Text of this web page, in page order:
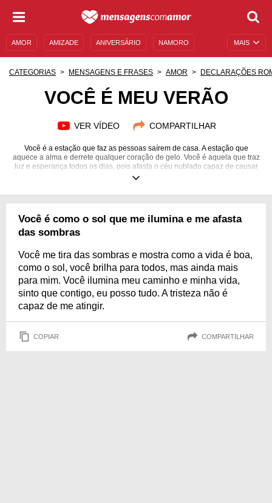
MAIS
AMOR AMIZADE ANIVERSÁRIO NAMORO
AUTOAJUDA
CATEGORIAS MENSAGENS E FRASES AMOR DECLARAÇÕES
VOCÊ É MEU VERÃO
VER VÍDEO COMPARTILHAR
Você é a estação que faz as pessoas saírem de casa. A estação que
aquece a alma e derrete qualquer coração de gelo. Você é aquela que traz
luz e esperança todos os dias, pois afasta o céu nublado capaz de causar
angústia. Você devolve a vida a todos, meu bem. Você é o meu verão!
Você é como o sol que me ilumina e me afasta
das sombras
Você me tira das sombras e mostra como a vida é boa,
como o sol, você brilha para todos, mas ainda mais
para mim. Você ilumina meu caminho e minha vida,
sinto que contigo, eu posso tudo. A tristeza não é
capaz de me atingir.
COPIAR COMPARTILHAR